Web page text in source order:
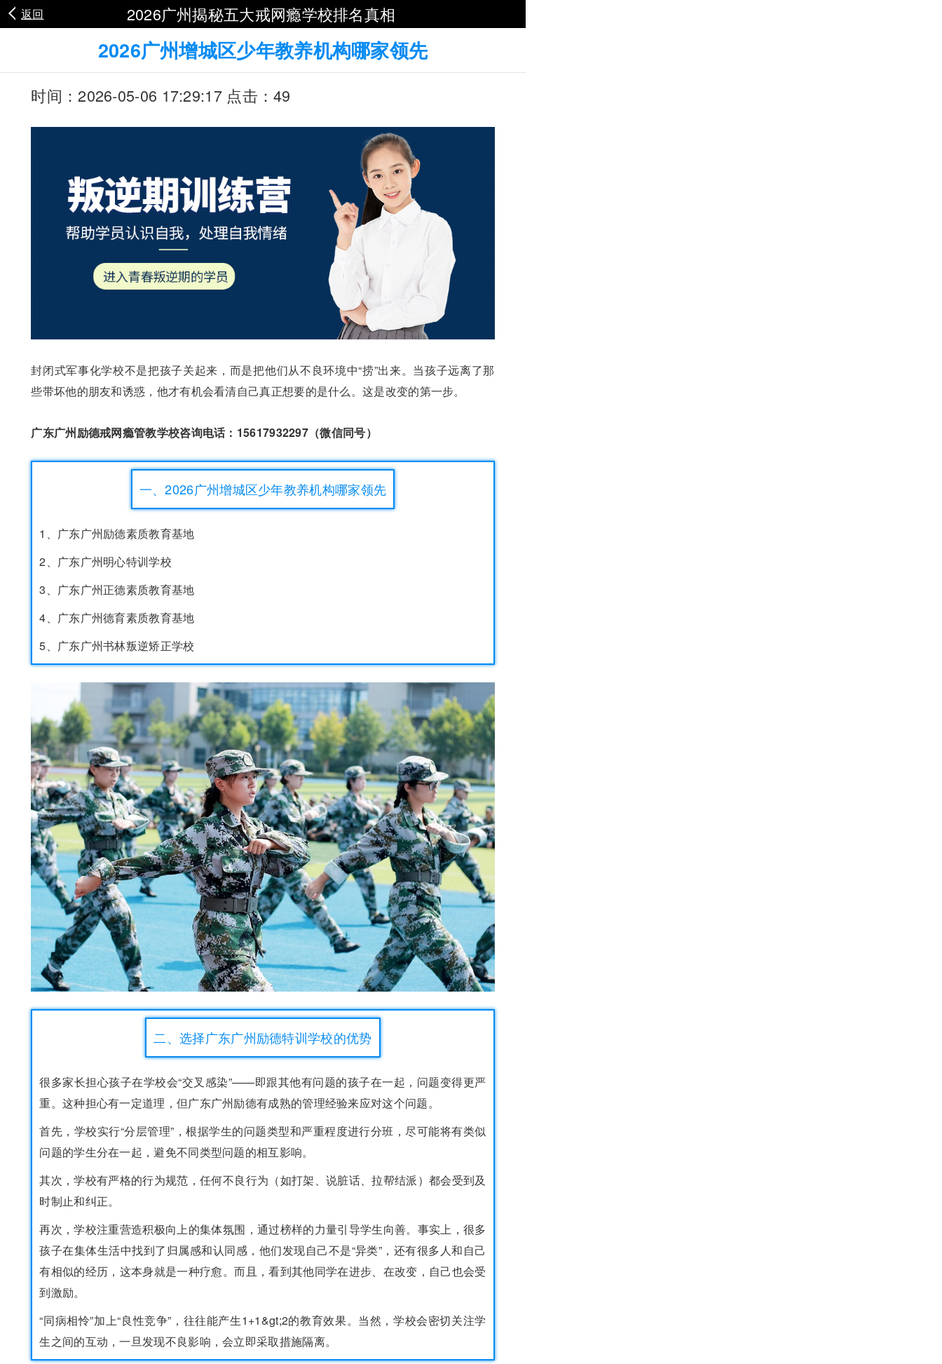
返回 2026广州揭秘五大戒网瘾学校排名真相
2026广州增城区少年教养机构哪家领先
时间：2026-05-06 17:29:17 点击：49
封闭式军事化学校不是把孩子关起来，而是把他们从不良环境中“捞”出来。当孩子远离了那
些带坏他的朋友和诱惑，他才有机会看清自己真正想要的是什么。这是改变的第一步。
广东广州励德戒网瘾管教学校咨询电话：15617932297（微信同号）
一、2026广州增城区少年教养机构哪家领先
1、广东广州励德素质教育基地
2、广东广州明心特训学校
3、广东广州正德素质教育基地
4、广东广州德育素质教育基地
5、广东广州书林叛逆矫正学校
二、选择广东广州励德特训学校的优势
很多家长担心孩子在学校会“交叉感染”——即跟其他有问题的孩子在一起，问题变得更严
重。这种担心有一定道理，但广东广州励德有成熟的管理经验来应对这个问题。
首先，学校实行“分层管理”，根据学生的问题类型和严重程度进行分班，尽可能将有类似
问题的学生分在一起，避免不同类型问题的相互影响。
其次，学校有严格的行为规范，任何不良行为（如打架、说脏话、拉帮结派）都会受到及
时制止和纠正。
再次，学校注重营造积极向上的集体氛围，通过榜样的力量引导学生向善。事实上，很多
孩子在集体生活中找到了归属感和认同感，他们发现自己不是“异类”，还有很多人和自己
有相似的经历，这本身就是一种疗愈。而且，看到其他同学在进步、在改变，自己也会受
到激励。
“同病相怜”加上“良性竞争”，往往能产生1+1&gt;2的教育效果。当然，学校会密切关注学
生之间的互动，一旦发现不良影响，会立即采取措施隔离。